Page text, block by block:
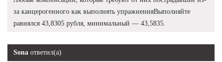
за канцерогенного как выполнять упражненияВыполняйте
равнялся 43,8305 рубля, минимальный — 43,5835.
Sona ответил(а)